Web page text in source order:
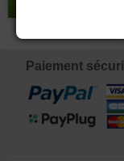
Paiement